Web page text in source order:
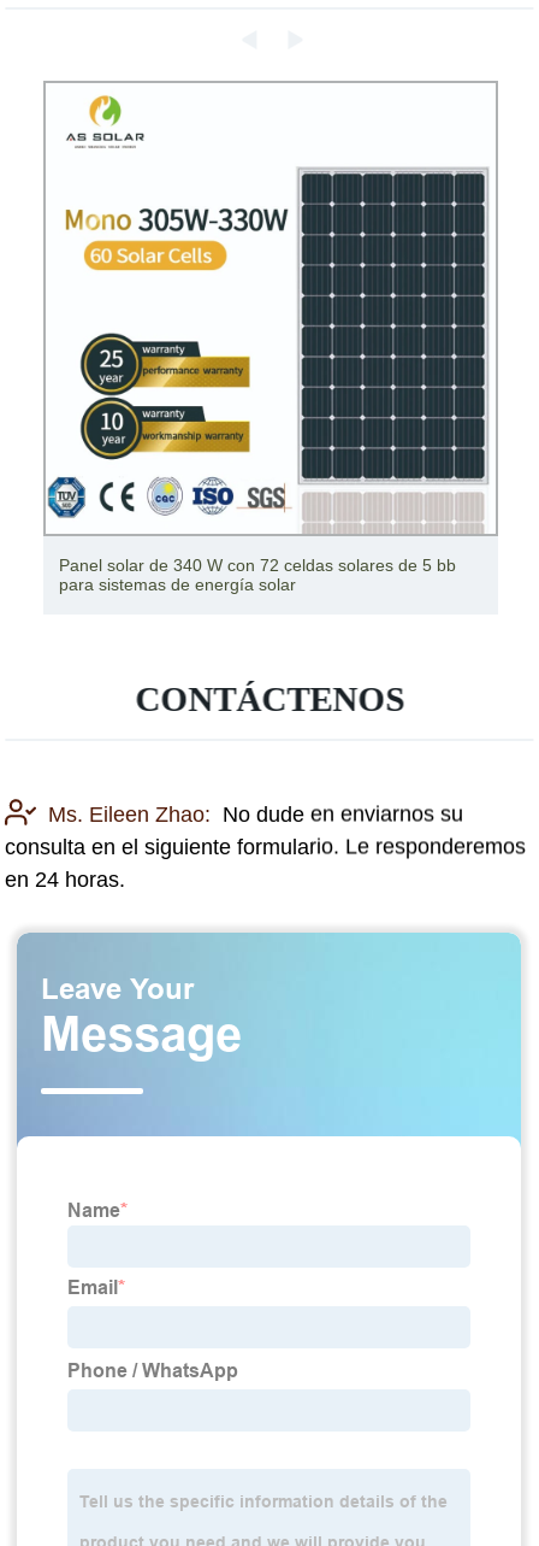
Panel solar de 340 W con 72 celdas solares de 5 bb
para sistemas de energía solar
CONTÁCTENOS
Ms. Eileen Zhao: No dude en enviarnos su
consulta en el siguiente formulario. Le responderemos
en 24 horas.